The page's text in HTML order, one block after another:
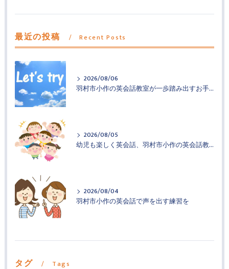
最近の投稿 Recent Posts
2026/08/06
羽村市小作の英会話教室が一歩踏み出すお手伝い
2026/08/05
幼児も楽しく英会話、羽村市小作の英会話教室
2026/08/04
羽村市小作の英会話で声を出す練習を
タグ Tags